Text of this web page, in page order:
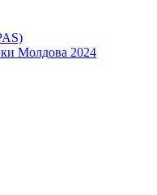
Молдова 2024